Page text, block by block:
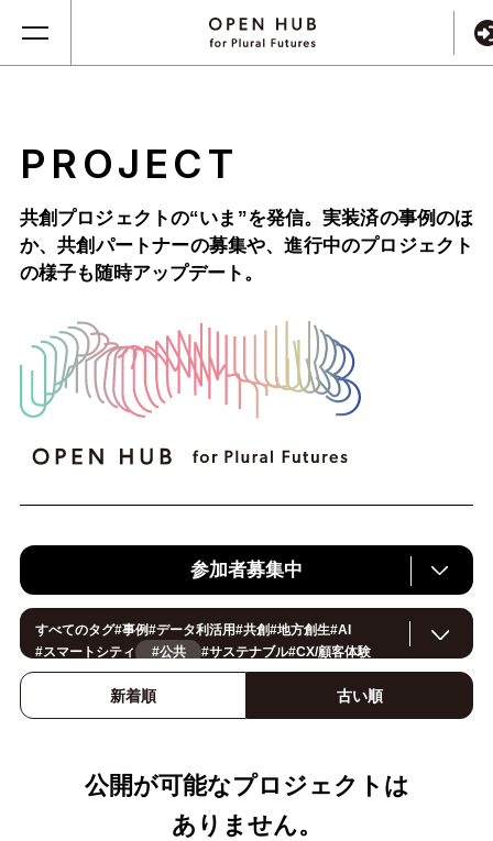
PROJECT
共創プロジェクトの“いま”を発信。実装済の事例のほ
か、共創パートナーの募集や、進行中のプロジェクト
の様子も随時アップデート。
参加者募集中
すべてのタグ#事例#データ利活用#共創#地方創生#AI
#スマートシティ #公共 #サステナブル#CX/顧客体験
#ヘルスケア#環境・エネルギー#働き方改革
イノベーション#IoT
スマートファクトリー
新着順 古い順
公開が可能なプロジェクトは
ありません。